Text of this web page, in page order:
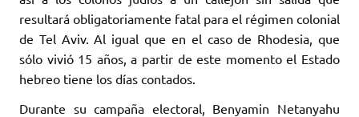
resultará obligatoriamente fatal para el régimen colonial
de Tel Aviv. Al igual que en el caso de Rhodesia, que
sólo vivió 15 años, a partir de este momento el Estado
hebreo tiene los días contados.
Durante su campaña electoral, Benyamin Netanyahu